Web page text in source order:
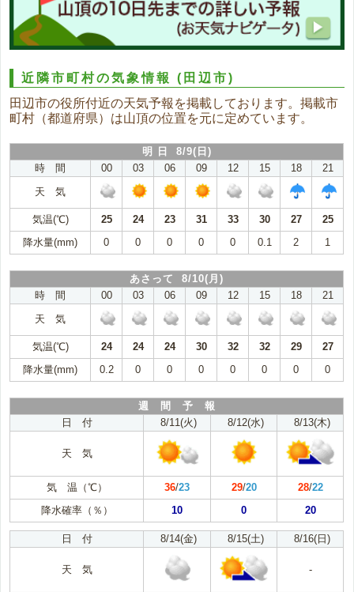
近隣市町村の気象情報(田辺市)
田辺市の役所付近の天気予報を掲載しております。掲載市
町村（都道府県）は山頂の位置を元に定めています。
明 日 8/9(日)
時 間
00 03 06 09 12 15 18
21
天 気
気温(℃) 25 24 23 31 33 30 27
25
降水量(mm)
0 0 0 0 0 0.1 2 1
あさって 8/10(月)
時 間
00 03 06 09 12 15 18
21
天 気
気温(℃) 24 24 24 30 32 32 29
27
降水量(mm)
0.2 0 0 0 0 0 0 0
週 間 予 報
日 付
8/11(火) 8/12(水) 8/13(木)
天 気
気 温（℃） 36/23 29/20 28/22
降水確率（％）
10 0 20
日 付 8/14(金) 8/15(土) 8/16(日)
天 気 -